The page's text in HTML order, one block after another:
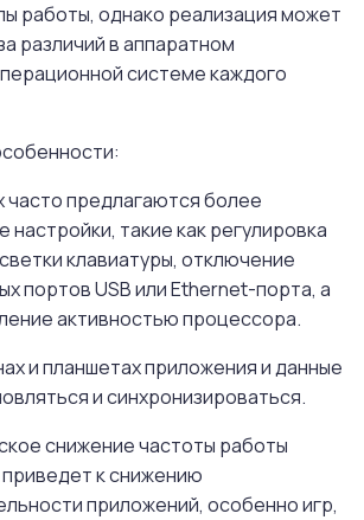
работы, однако реализация может
различий в аппаратном
системе каждого
часто предлагаются более
настройки, такие как регулировка
клавиатуры, отключение
портов USB или Ethernet-порта, а
активностью процессора.
и планшетах приложения и данные
и синхронизироваться.
снижение частоты работы
к снижению
приложений, особенно игр,